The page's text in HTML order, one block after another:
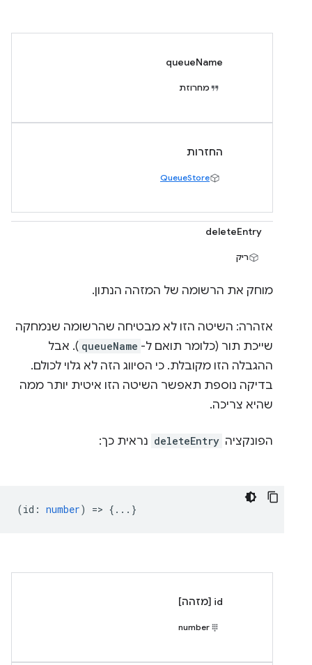
queueName
מחרוזת
החזרות
QueueStore
deleteEntry
ריק
מוחק את הרשומה של המזהה הנתון.
אזהרה: השיטה הזו לא מבטיחה שהרשומה שנמחקה
שייכת תור (כלומר תואם ל- queueName ). אבל
ההגבלה הזו מקובלת. כי הסיווג הזה לא גלוי לכולם.
בדיקה נוספת תאפשר השיטה הזו איטית יותר ממה
שהיא צריכה.
הפונקציה deleteEntry נראית כך:
(id : number) => {...}
id [מזהה]
number